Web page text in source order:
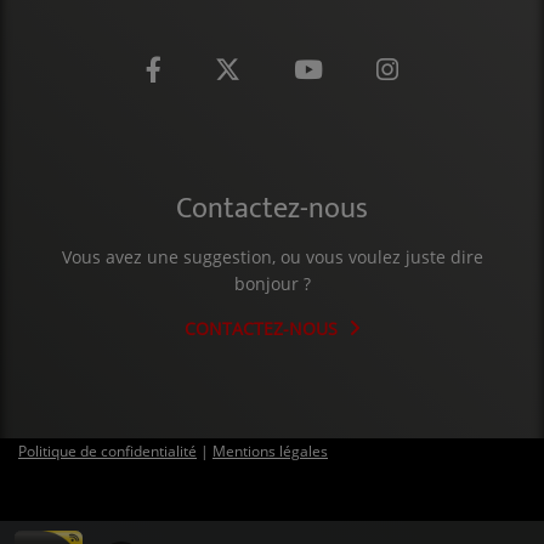
Contactez-nous
Vous avez une suggestion, ou vous voulez juste dire
bonjour ?
CONTACTEZ-NOUS
Politique de confidentialité | Mentions légales